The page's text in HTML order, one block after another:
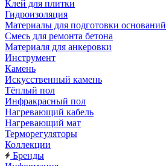
Клей для плитки
Гидроизоляция
Материалы для подготовки оснований
Смесь для ремонта бетона
Материаля для анкеровки
Инструмент
Камень
Искусственный камень
Тёплый пол
Инфракрасный пол
Нагревающий кабель
Нагревающий мат
Терморегуляторы
Коллекции
Бренды